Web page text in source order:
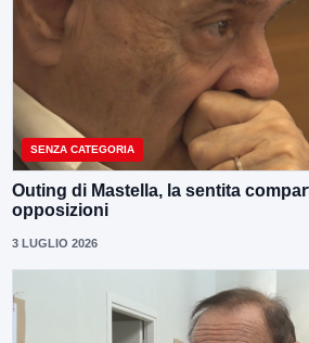
SENZA CATEGORIA
Outing di Mastella, la sentita
opposizioni
3 LUGLIO 2026